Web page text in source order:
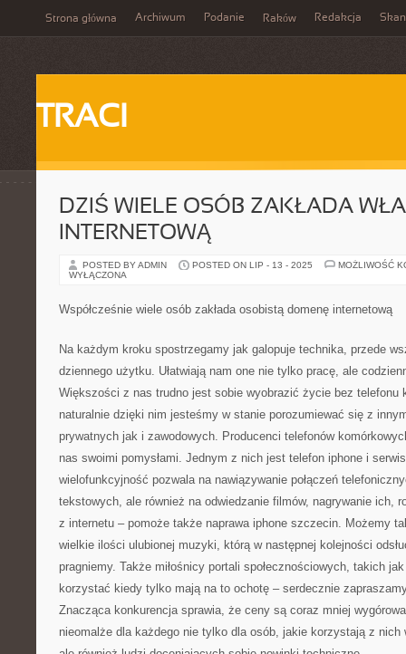
Strona główna Archiwum Podanie Raków Redakcja
TRACI
DZIŚ WIELE OSÓB ZAKŁADA
INTERNETOWĄ
POSTED BY ADMIN POSTED ON LIP - 13 - 2025
MOŻLIWOŚĆ
WYŁĄCZONA
Współcześnie wiele osób zakłada osobistą domenę internetową
Na każdym kroku spostrzegamy jak galopuje technika, przede
dziennego użytku. Ułatwiają nam one nie tylko pracę, ale
Większości z nas trudno jest sobie wyobrazić życie bez telefonu
naturalnie dzięki nim jesteśmy w stanie porozumiewać się z
prywatnych jak i zawodowych. Producenci telefonów
nas swoimi pomysłami. Jednym z nich jest telefon iphone i
wielofunkcyjność pozwala na nawiązywanie połączeń
tekstowych, ale również na odwiedzanie filmów, nagrywanie ich,
z internetu – pomoże także naprawa iphone szczecin. Możemy
wielkie ilości ulubionej muzyki, którą w następnej kolejności
pragniemy. Także miłośnicy portali społecznościowych, takich
korzystać kiedy tylko mają na to ochotę – serdecznie
Znacząca konkurencja sprawia, że ceny są coraz mniej
nieomalże dla każdego nie tylko dla osób, jakie korzystają z nich